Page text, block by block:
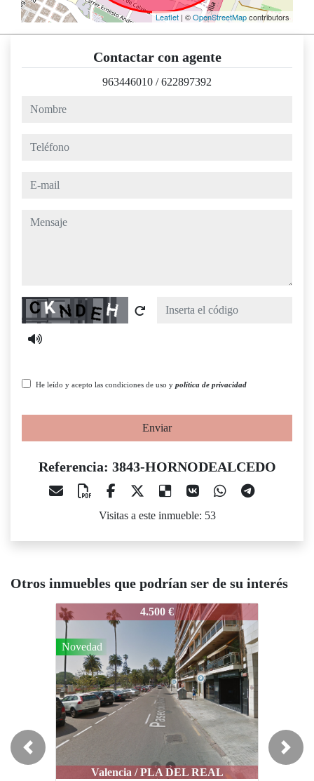
Leaflet | ©OpenStreetMapcontributors
Contactar con agente
963446010 /622897392
nombre
teléfono
e-mail
mensaje
Captcha
He leído y acepto las condiciones de uso y política de privacidad
Enviar
Referencia: 3843-HORNODEALCEDO
Visitas a este inmueble: 53
Otros inmuebles que podrían ser de su interés
3843-HORNODEALCEDO
4.500 €
Valencia / PLA DEL REAL
Novedad
3843-HORNODEALCEDO
4.500 €
Valencia / PLA DEL REAL
Previous Next